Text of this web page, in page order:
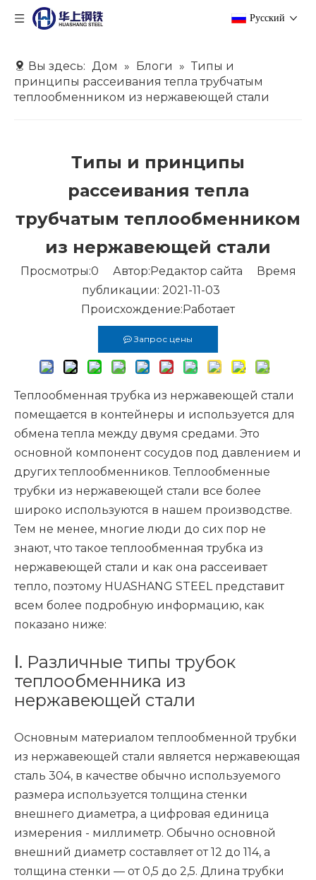
Pусский
Вы здесь: Дом » Блоги » Типы и
принципы рассеивания тепла трубчатым
теплообменником из нержавеющей стали
Типы и принципы
рассеивания тепла
трубчатым теплообменником
из нержавеющей стали
Просмотры:0 Автор:Pедактор сайта Время
публикации: 2021-11-03
Происхождение:Работает
Запрос цены
Теплообменная трубка из нержавеющей стали
помещается в контейнеры и используется для
обмена тепла между двумя средами. Это
основной компонент сосудов под давлением и
других теплообменников. Теплообменные
трубки из нержавеющей стали все более
широко используются в нашем производстве.
Тем не менее, многие люди до сих пор не
знают, что такое теплообменная трубка из
нержавеющей стали и как она рассеивает
тепло, поэтому HUASHANG STEEL представит
всем более подробную информацию, как
показано ниже:
Ⅰ. Различные типы трубок
теплообменника из
нержавеющей стали
Основным материалом теплообменной трубки
из нержавеющей стали является нержавеющая
сталь 304, в качестве обычно используемого
размера используется толщина стенки
внешнего диаметра, а цифровая единица
измерения - миллиметр. Обычно основной
внешний диаметр составляет от 12 до 114, а
толщина стенки — от 0,5 до 2,5. Длина трубки